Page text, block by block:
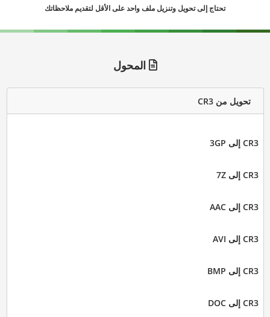
تحتاج إلى تحويل وتنزيل ملف واحد على الأقل لتقديم ملاحظاتك
المحول
تحويل من CR3
CR3 إلى 3GP
CR3 إلى 7Z
CR3 إلى AAC
CR3 إلى AVI
CR3 إلى BMP
CR3 إلى DOC